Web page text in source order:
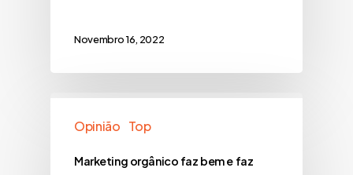
Novembro 16, 2022
Opinião Top
Marketing orgânico faz bem e faz